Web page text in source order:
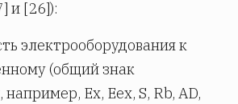
и [26]):
электрооборудования к
(общий знак
Ex, Eex, S, Rb, AD,